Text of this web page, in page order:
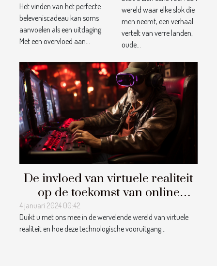
voor elke
gelegenheid?
Het vinden van het perfecte
beleveniscadeau kan soms
aanvoelen als een uitdaging.
Met een overvloed aan...
rondreizen
wereld waar elke slok die
men neemt, een verhaal
vertelt van verre landen,
oude...
De invloed van virtuele realiteit
op de toekomst van online
4 januari 2024 00:42
Duikt u met ons mee in de wervelende wereld van virtuele
realiteit en hoe deze technologische vooruitgang...